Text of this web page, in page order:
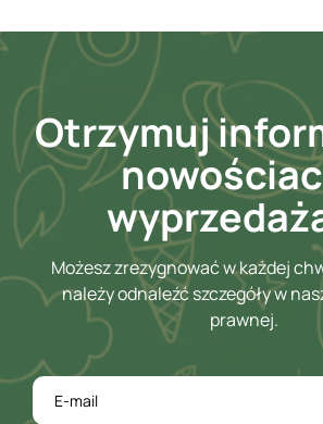
Otrzymuj
Możesz zrezygnować w każdej
należy odnaleźć szczegóły w
prawnej.